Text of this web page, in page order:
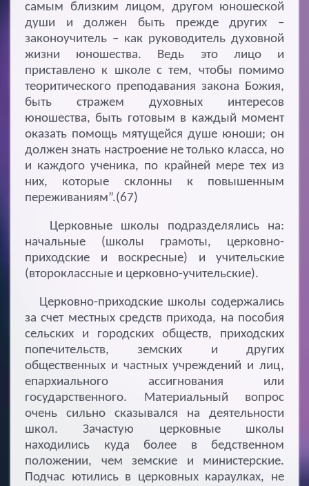
самым близким лицом, другом юношеской
души и должен быть прежде других –
законоучитель – как руководитель духовной
жизни юношества. Ведь это лицо и
приставлено к школе с тем, чтобы помимо
теоритического преподавания закона Божия,
быть стражем духовных интересов
юношества, быть готовым в каждый момент
оказать помощь мятущейся душе юноши; он
должен знать настроение не только класса, но
и каждого ученика, по крайней мере тех из
них, которые склонны к повышенным
переживаниям”.(67)
Церковные школы подразделялись на:
начальные (школы грамоты, церковно-
приходские и воскресные) и учительские
(второклассные и церковно-учительские).
Церковно-приходские школы содержались
за счет местных средств прихода, на пособия
сельских и городских обществ, приходских
попечительств, земских и других
общественных и частных учреждений и лиц,
епархиального ассигнования или
государственного. Материальный вопрос
очень сильно сказывался на деятельности
школ. Зачастую церковные школы
находились куда более в бедственном
положении, чем земские и министерские.
Подчас ютились в церковных караулках, не